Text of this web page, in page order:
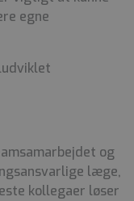
egne
og
læge,
kollegaer løser